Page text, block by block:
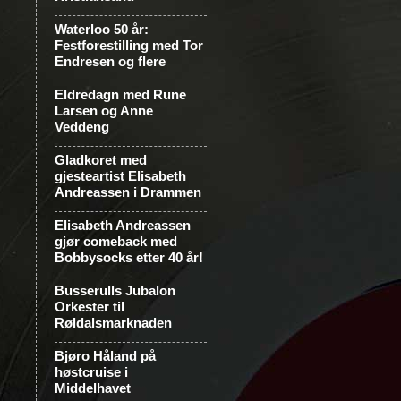
Waterloo 50 år:
Festforestilling med Tor
Endresen og flere
Eldredagn med Rune
Larsen og Anne
Veddeng
Gladkoret med
gjesteartist Elisabeth
Andreassen i Drammen
Elisabeth Andreassen
gjør comeback med
Bobbysocks etter 40 år!
Busserulls Jubalon
Orkester til
Røldalsmarknaden
Bjøro Håland på
høstcruise i
Middelhavet